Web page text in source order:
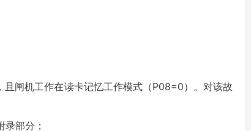
闸机工作在读卡记忆工作模式（P08=0）。对该故
部分；